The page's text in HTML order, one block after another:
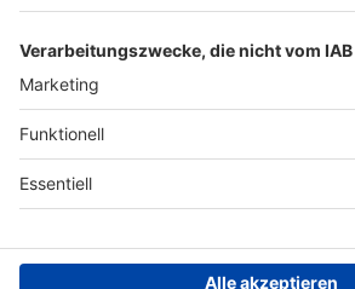
hilft
Teilnahmebedingungen
Grounding Page ANTENNE
BAYERN
Datenschutz­erklärung
einstellungen